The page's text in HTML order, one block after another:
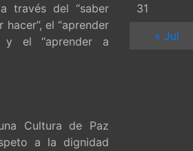
través del “saber
hacer”, el “aprender
y el “aprender a
Cultura de Paz
a la dignidad
31
« Jul